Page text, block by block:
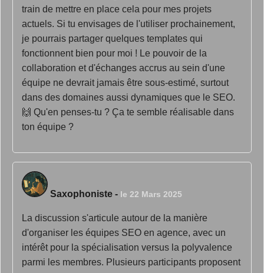
train de mettre en place cela pour mes projets
actuels. Si tu envisages de l'utiliser prochainement,
je pourrais partager quelques templates qui
fonctionnent bien pour moi ! Le pouvoir de la
collaboration et d'échanges accrus au sein d'une
équipe ne devrait jamais être sous-estimé, surtout
dans des domaines aussi dynamiques que le SEO.
🙌 Qu'en penses-tu ? Ça te semble réalisable dans
ton équipe ?
Saxophoniste - le 22 Mars 2025
La discussion s'articule autour de la manière
d'organiser les équipes SEO en agence, avec un
intérêt pour la spécialisation versus la polyvalence
parmi les membres. Plusieurs participants proposent